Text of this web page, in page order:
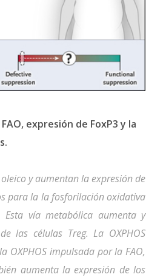
expresión de FoxP3 y la
y aumentan la expresión de
para la la fosforilación oxidativa
Esta vía metabólica aumenta y
las células Treg. La OXPHOS
OXPHOS impulsada por la FAO,
aumenta la expresión de los